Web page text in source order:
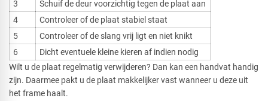
3
Schuif de deur voorzichtig tegen de plaat aan
4
Controleer of de plaat stabiel staat
5
Controleer of de slang vrij ligt en niet knikt
6
Dicht eventuele kleine kieren af indien nodig
Wilt u de plaat regelmatig verwijderen? Dan kan een handvat handig
zijn. Daarmee pakt u de plaat makkelijker vast wanneer u deze uit
het frame haalt.